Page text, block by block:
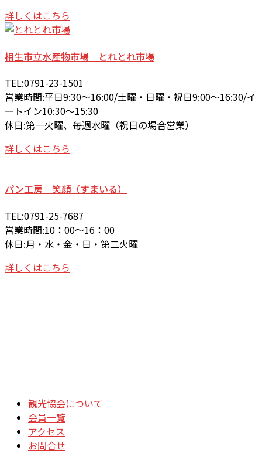
詳しくはこちら
相生市立水産物市場 とれとれ市場
TEL:0791-23-1501
営業時間:平日9:30～16:00/土曜・日曜・祝日9:00～16:30/イ
ートイン10:30～15:30
休日:第一火曜、毎週水曜（祝日の場合営業）
詳しくはこちら
パン工房 笑顔（すまいる）
TEL:0791-25-7687
営業時間:10：00～16：00
休日:月・水・金・日・第二火曜
詳しくはこちら
観光協会について
会員一覧
アクセス
お問合せ